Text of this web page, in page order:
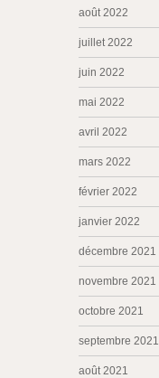
août 2022
juillet 2022
juin 2022
mai 2022
avril 2022
mars 2022
février 2022
janvier 2022
décembre 2021
novembre 2021
octobre 2021
septembre 2021
août 2021